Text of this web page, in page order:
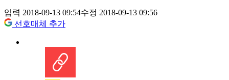
입력 2018-09-13 09:54수정 2018-09-13 09:56
선호매체 추가